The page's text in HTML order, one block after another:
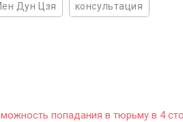
Дун Цзя консультация